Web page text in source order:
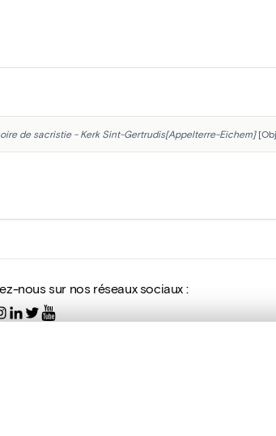
de sacristie - Kerk Sint-Gertrudis[Appelterre-Eichem]
nous sur nos réseaux sociaux :